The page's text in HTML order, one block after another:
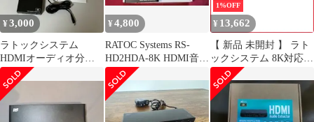
¥3,000
ラトックシステム
HDMIオーディオ分離
器 RS-HD2HDA2-4K
¥4,800
RATOC Systems RS-
HD2HDA-8K HDMI音声
分離器本体
1%OFF
¥ 13,662
【 新品 未開封 】 ラト
ックシステム 8K対応 1
入力4出力 HDMI分配器
RS-HDSP4-8K 未使用
送料無料